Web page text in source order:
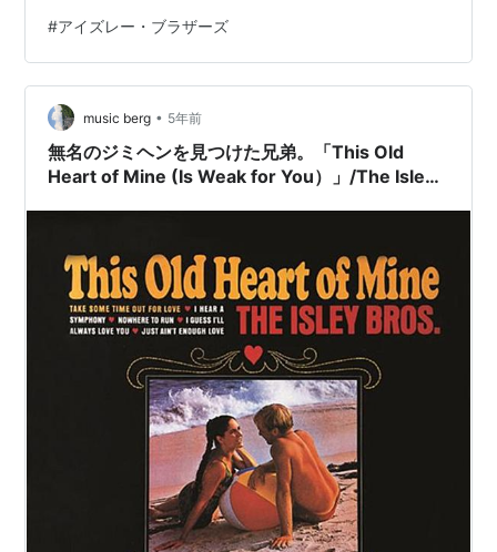
ブラザーズ ソニーミュージックエンタテインメント
Amazon www.youtube.com www.youtube.com Brother,
Brother アイズレー・ブラザーズ R&B／ソウル ¥255
provided courtesy of iTunes …
#アイズレー・ブラザーズ
music berg • 5年前
無名のジミヘンを見つけた兄弟。「This Old
Heart of Mine (Is Weak for You）」/The Isley